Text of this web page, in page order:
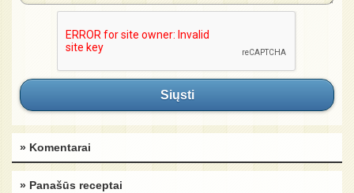
Siųsti
» Komentarai
» Panašūs receptai